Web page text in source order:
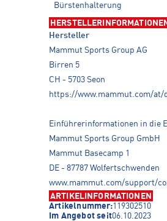
Bürstenhalterung
HERSTELLERINFORMATIONEN
Hersteller
Mammut Sports Group AG
Birren 5
CH - 5703 Seon
https://www.mammut.com/at/
Einführerinformationen in die
Mammut Sports Group GmbH
Mammut Basecamp 1
DE - 87787 Wolfertschwenden
www.mammut.com/support/
ARTIKELINFORMATIONEN
Artikelnummer:119302510
Im Angebot seit06.10.2023